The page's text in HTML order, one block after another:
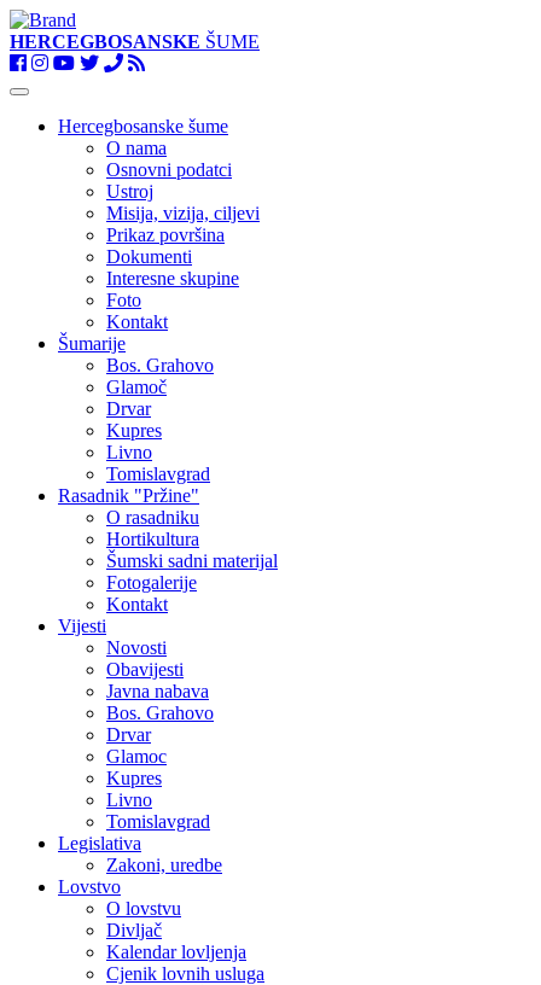
HERCEGBOSANSKE ŠUME
Toggle
navigationHercegbosanske šume
O nama
Osnovni podatci
Ustroj
Misija, vizija, ciljevi
Prikaz površina
Dokumenti
Interesne skupine
Foto
Kontakt
Šumarije
Bos. Grahovo
Glamoč
Drvar
Kupres
Livno
Tomislavgrad
Rasadnik "Pržine"
O rasadniku
Hortikultura
Šumski sadni materijal
Fotogalerije
Kontakt
Vijesti
Novosti
Obavijesti
Javna nabava
Bos. Grahovo
Drvar
Glamoc
Kupres
Livno
Tomislavgrad
Legislativa
Zakoni, uredbe
Lovstvo
O lovstvu
Divljač
Kalendar lovljenja
Cjenik lovnih usluga